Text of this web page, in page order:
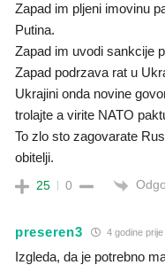
Zapad im pljeni imovinu
Putina.
Zapad im uvodi sankcije
Zapad podrzava rat u
Ukrajini onda novine
trolajte a virite NATO
To zlo sto zagovarate
obitelji.
25 0
preseren3 4 godine prije
Izgleda, da je potrebno